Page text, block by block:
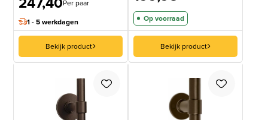
Per paar
1 - 5 werkdagen
Bekijk product
Op voorraad
Bekijk product